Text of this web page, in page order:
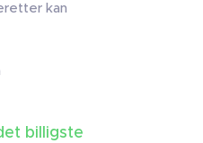
kan
billigste